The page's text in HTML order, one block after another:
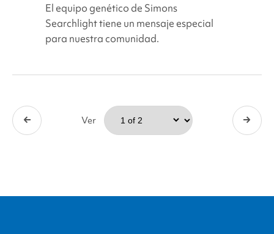
Searchlight
El equipo genético de Simons
Searchlight tiene un mensaje especial
para nuestra comunidad.
Ver